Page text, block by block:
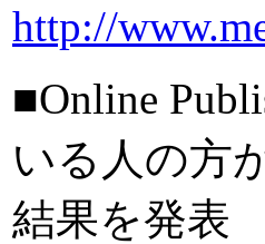
http://
■Online
いる人の方
結果を発表